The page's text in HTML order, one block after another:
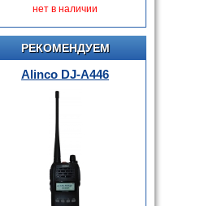
нет в наличии
РЕКОМЕНДУЕМ
Alinco DJ-A446